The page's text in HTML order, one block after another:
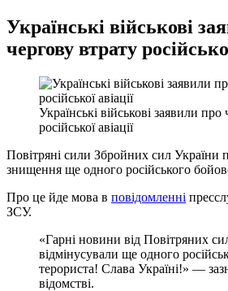
Українські військові
чергову втрату
Українські військові заявили про
російської авіації
Повітряні сили Збройних сил України
знищення ще одного російського
Про це йде мова в повідомленні
ЗСУ.
«Гарні новини від Повітряних
відмінусували ще одного
терориста! Слава Україні!» —
відомстві.